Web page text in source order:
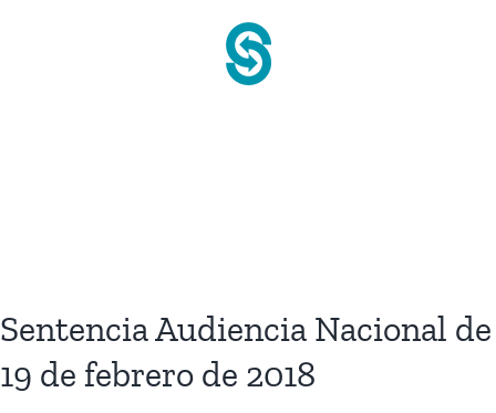
Sentencia Audiencia Nacional de
19 de febrero de 2018